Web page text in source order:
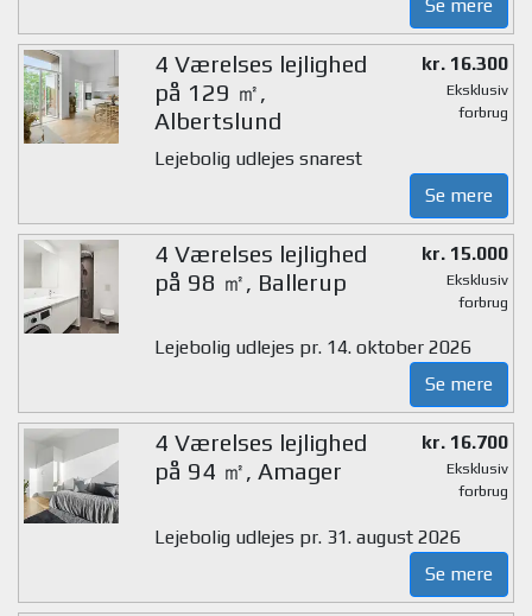
Se mere
4 Værelses lejlighed
på 129 ㎡,
Albertslund
kr. 16.300
Eksklusiv
forbrug
Lejebolig udlejes snarest
Se mere
4 Værelses lejlighed
på 98 ㎡, Ballerup
kr. 15.000
Eksklusiv
forbrug
Lejebolig udlejes pr. 14. oktober 2026
Se mere
4 Værelses lejlighed
på 94 ㎡, Amager
kr. 16.700
Eksklusiv
forbrug
Lejebolig udlejes pr. 31. august 2026
Se mere